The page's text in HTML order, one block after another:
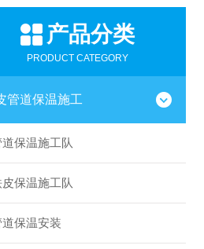
产品分类
PRODUCT CATEGORY
管道保温施工
保温施工队
保温施工队
道保温安装